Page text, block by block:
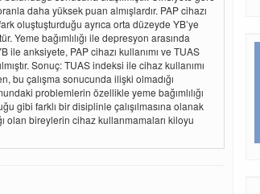
daha yüksek puan almışlardır. PAP cihazı
oluştuşturduğu ayrıca orta düzeyde YB’ye
Yeme bağımlılığı ile depresyon arasında
anksiyete, PAP cihazı kullanımı ve TUAS
Sonuç: TUAS indeksi ile cihaz kullanımı
bu çalışma sonucunda ilişki olmadığı
problemlerin özellikle yeme bağımlılığı
gibi farklı bir disiplinle çalışılmasına olanak
olan bireylerin cihaz kullanmamaları kiloyu